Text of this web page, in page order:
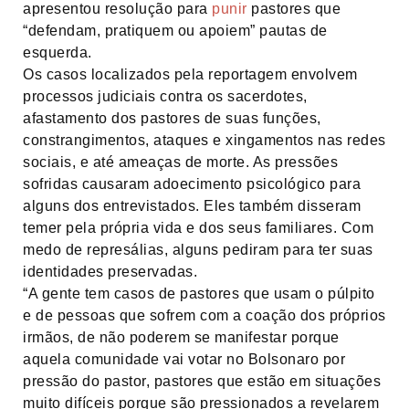
apresentou resolução para punir pastores que
“defendam, pratiquem ou apoiem” pautas de
esquerda.
Os casos localizados pela reportagem envolvem
processos judiciais contra os sacerdotes,
afastamento dos pastores de suas funções,
constrangimentos, ataques e xingamentos nas redes
sociais, e até ameaças de morte. As pressões
sofridas causaram adoecimento psicológico para
alguns dos entrevistados. Eles também disseram
temer pela própria vida e dos seus familiares. Com
medo de represálias, alguns pediram para ter suas
identidades preservadas.
“A gente tem casos de pastores que usam o púlpito
e de pessoas que sofrem com a coação dos próprios
irmãos, de não poderem se manifestar porque
aquela comunidade vai votar no Bolsonaro por
pressão do pastor, pastores que estão em situações
muito difíceis porque são pressionados a revelarem